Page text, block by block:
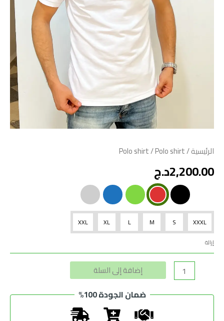
الرئيسية/
Polo shirt/ Polo shirt
2,200.00د.ج
XXXL
S
M
L
XL
XXL
إزالة
إضافة إلى السلة
ضمان الجودة 100%